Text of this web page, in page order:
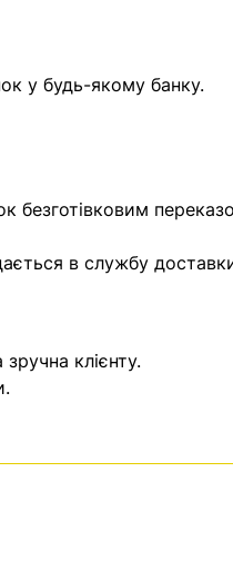
у будь-якому банку.
безготівковим
в службу
клієнту.